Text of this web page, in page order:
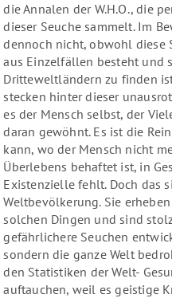
die Annalen der W.H.O., die
dieser Seuche sammelt. Im
dennoch nicht, obwohl diese
aus Einzelfällen besteht und
Dritteweltländern zu finden
stecken hinter dieser
es der Mensch selbst, der
daran gewöhnt. Es ist die
kann, wo der Mensch nicht
Überlebens behaftet ist, in
Existenzielle fehlt. Doch das
Weltbevölkerung. Sie
solchen Dingen und sind
gefährlichere Seuchen
sondern die ganze Welt
den Statistiken der Welt-
auftauchen, weil es geistige